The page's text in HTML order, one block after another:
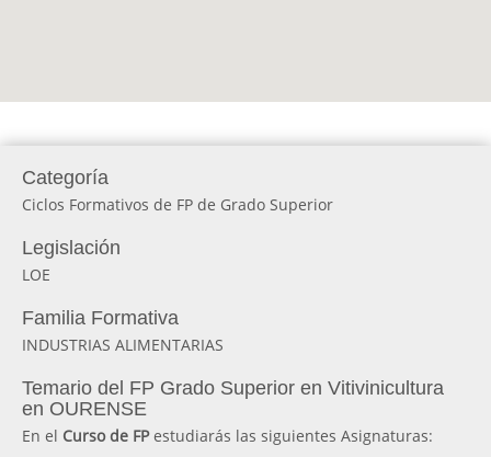
Categoría
Ciclos Formativos de FP de Grado Superior
Legislación
LOE
Familia Formativa
INDUSTRIAS ALIMENTARIAS
Temario del FP Grado Superior en Vitivinicultura
en OURENSE
En el Curso de FPestudiarás las siguientes Asignaturas: